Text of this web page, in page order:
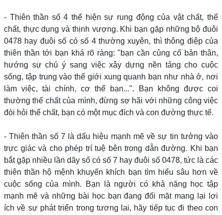
- Thiên thần số 4 thể hiện sự rung động của vật chất, thể
chất, thực dụng và thịnh vượng. Khi bạn gặp những bộ đuôi
0478 hay đuôi số có số 4 thường xuyên, thì thông điệp của
thiên thần tới bạn khá rõ ràng: "bạn cần củng cố bản thân,
hướng sự chú ý sang việc xây dựng nền tảng cho cuộc
sống, tập trung vào thế giới xung quanh bạn như nhà ở, nơi
làm việc, tài chính, cơ thể bạn...". Bạn không được coi
thường thể chất của mình, đừng sợ hãi với những công việc
đòi hỏi thể chất, bạn có một mục đích và con đường thực tế.
- Thiên thần số 7 là dấu hiệu mạnh mẽ về sự tin tưởng vào
trực giác và cho phép trí tuệ bên trong dẫn đường. Khi bạn
bắt gặp nhiều lần dãy số có số 7 hay đuôi số 0478, tức là các
thiên thần hộ mệnh khuyến khích bạn tìm hiểu sâu hơn về
cuộc sống của mình. Bạn là người có khả năng học tập
mạnh mẽ và những bài học bạn đang đối mặt mang lại lợi
ích về sự phát triển trong tương lai, hãy tiếp tục đi theo con